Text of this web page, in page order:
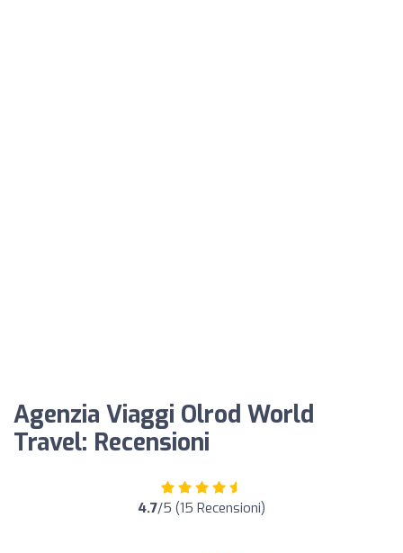
Agenzia Viaggi Olrod World
Travel: Recensioni
4.7/5 (15 Recensioni)